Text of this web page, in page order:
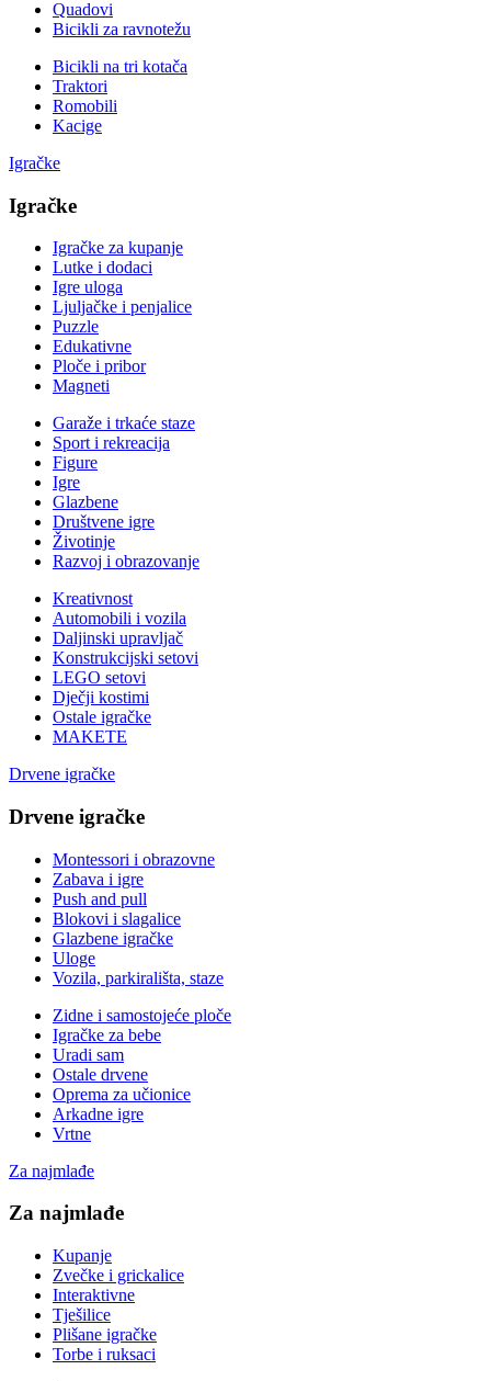
Quadovi
Bicikli za ravnotežu
Bicikli na tri kotača
Traktori
Romobili
Kacige
Igračke
Igračke
Igračke za kupanje
Lutke i dodaci
Igre uloga
Ljuljačke i penjalice
Puzzle
Edukativne
Ploče i pribor
Magneti
Garaže i trkaće staze
Sport i rekreacija
Figure
Igre
Glazbene
Društvene igre
Životinje
Razvoj i obrazovanje
Kreativnost
Automobili i vozila
Daljinski upravljač
Konstrukcijski setovi
LEGO setovi
Dječji kostimi
Ostale igračke
MAKETE
Drvene igračke
Drvene igračke
Montessori i obrazovne
Zabava i igre
Push and pull
Blokovi i slagalice
Glazbene igračke
Uloge
Vozila, parkirališta, staze
Zidne i samostojeće ploče
Igračke za bebe
Uradi sam
Ostale drvene
Oprema za učionice
Arkadne igre
Vrtne
Za najmlađe
Za najmlađe
Kupanje
Zvečke i grickalice
Interaktivne
Tješilice
Plišane igračke
Torbe i ruksaci